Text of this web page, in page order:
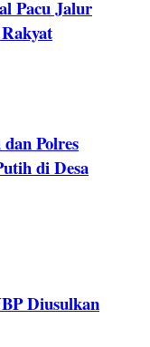
Pacu Jalur
Polres
di Desa
Diusulkan